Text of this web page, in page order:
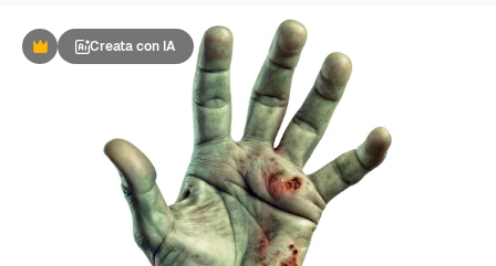
PremiumCreata con IA